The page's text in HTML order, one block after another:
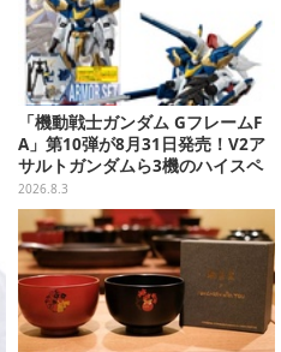
「機動戦士ガンダム GフレームF
A」第10弾が8月31日発売！V2ア
サルトガンダムら3機のハイスペ
ック可動フィギュア
2026.8.3